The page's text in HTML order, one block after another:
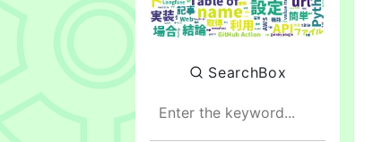
SearchBox